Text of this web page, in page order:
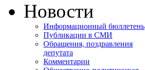
Новости
Информационный бюллетень
Публикации в СМИ
Обращения, поздравления
депутата
Комментарии